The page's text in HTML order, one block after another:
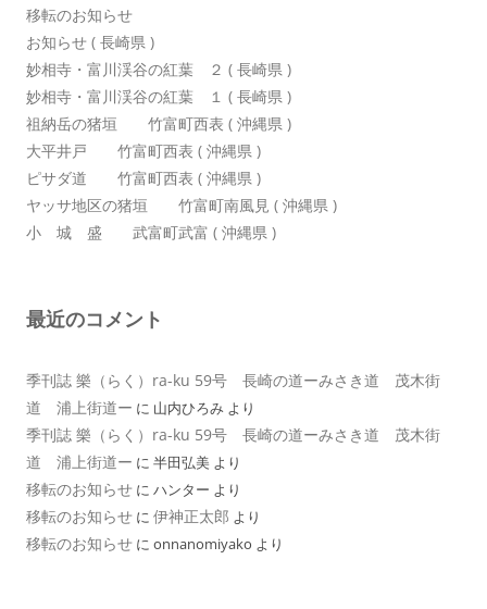
移転のお知らせ
お知らせ ( 長崎県 )
妙相寺・富川渓谷の紅葉 ２ ( 長崎県 )
妙相寺・富川渓谷の紅葉 １ ( 長崎県 )
祖納岳の猪垣 竹富町西表 ( 沖縄県 )
大平井戸 竹富町西表 ( 沖縄県 )
ピサダ道 竹富町西表 ( 沖縄県 )
ヤッサ地区の猪垣 竹富町南風見 ( 沖縄県 )
小 城 盛 武富町武富 ( 沖縄県 )
最近のコメント
季刊誌 樂（らく）ra-ku 59号 長崎の道ーみさき道 茂木街
道 浦上街道ー に 山内ひろみ より
季刊誌 樂（らく）ra-ku 59号 長崎の道ーみさき道 茂木街
道 浦上街道ー に 半田弘美 より
移転のお知らせ に ハンター より
移転のお知らせ に 伊神正太郎 より
移転のお知らせ に onnanomiyako より